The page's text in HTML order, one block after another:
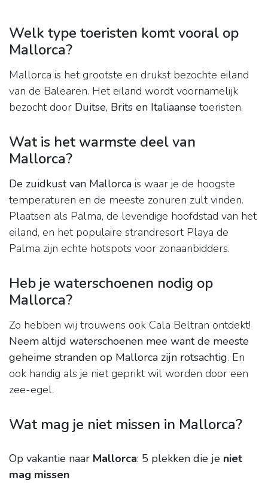
Welk type toeristen komt vooral op
Mallorca?
Mallorca is het grootste en drukst bezochte eiland
van de Balearen. Het eiland wordt voornamelijk
bezocht door Duitse, Brits en Italiaanse toeristen.
Wat is het warmste deel van
Mallorca?
De zuidkust van Mallorca is waar je de hoogste
temperaturen en de meeste zonuren zult vinden.
Plaatsen als Palma, de levendige hoofdstad van het
eiland, en het populaire strandresort Playa de
Palma zijn echte hotspots voor zonaanbidders.
Heb je waterschoenen nodig op
Mallorca?
Zo hebben wij trouwens ook Cala Beltran ontdekt!
Neem altijd waterschoenen mee want de meeste
geheime stranden op Mallorca zijn rotsachtig. En
ook handig als je niet geprikt wil worden door een
zee-egel.
Wat mag je niet missen in Mallorca?
Op vakantie naar Mallorca: 5 plekken die je niet
mag missen